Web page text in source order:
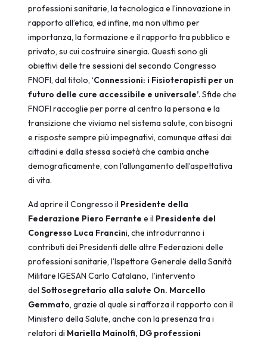
professioni sanitarie, la tecnologica e l’innovazione in
rapporto all’etica, ed infine, ma non ultimo per
importanza, la formazione e il rapporto tra pubblico e
privato, su cui costruire sinergia. Questi sono gli
obiettivi delle tre sessioni del secondo Congresso
FNOFI, dal titolo, ‘Connessioni: i Fisioterapisti per un
futuro delle cure accessibile e universale’. Sfide che
FNOFI raccoglie per porre al centro la persona e la
transizione che viviamo nel sistema salute, con bisogni
e risposte sempre più impegnativi, comunque attesi dai
cittadini e dalla stessa società che cambia anche
demograficamente, con l’allungamento dell’aspettativa
di vita.
Ad aprire il Congresso il Presidente della
Federazione Piero Ferrante e il Presidente del
Congresso Luca Francini, che introdurranno i
contributi dei Presidenti delle altre Federazioni delle
professioni sanitarie, l’Ispettore Generale della Sanità
Militare IGESAN Carlo Catalano, l’intervento
delSottosegretario alla salute On. Marcello
Gemmato, grazie al quale si rafforza il rapporto con il
Ministero della Salute, anche con la presenza tra i
relatori di Mariella Mainolfi, DG professioni